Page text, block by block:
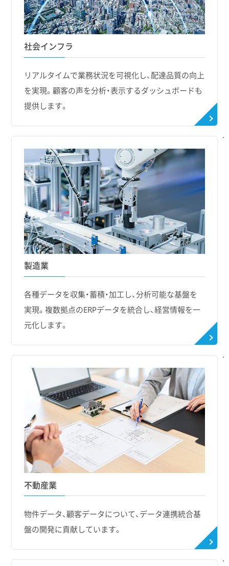
社会インフラ
リアルタイムで業務状況を可視化し、配達品質の向上
を実現。顧客の声を分析・表示するダッシュボードも
提供します。
製造業
各種データを収集・蓄積・加工し、分析可能な基盤を
実現。複数拠点のERPデータを統合し、経営情報を一
元化します。
不動産業
物件データ、顧客データについて、データ連携統合基
盤の開発に貢献しています。